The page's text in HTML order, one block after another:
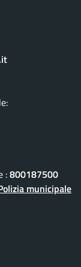
:800187500
municipale